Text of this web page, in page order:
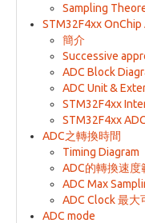
Sampling
STM32F4xx OnChip
簡介
Successive
ADC Block
ADC Unit &
STM32F4xx
STM32F4xx
ADC之轉換時間
Timing Diagram
ADC的轉換速度
ADC Max
ADC Clock 最大
ADC mode